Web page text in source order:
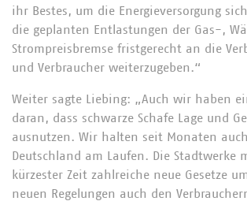
ihr Bestes, um die Energieversorgung
die geplanten Entlastungen der Gas-,
Strompreisbremse fristgerecht an die
und Verbraucher weiterzugeben.“
Weiter sagte Liebing: „Auch wir haben
daran, dass schwarze Schafe Lage und
ausnutzen. Wir halten seit Monaten
Deutschland am Laufen. Die Stadtwerke
kürzester Zeit zahlreiche neue Gesetze
neuen Regelungen auch den